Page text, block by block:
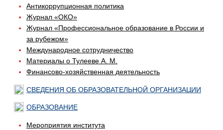
Антикоррупционная политика
Журнал «ОКО»
Журнал «Профессиональное образование в России и
за рубежом»
Международное сотрудничество
Материалы о Тулееве А. М.
Финансово-хозяйственная деятельность
СВЕДЕНИЯ ОБ ОБРАЗОВАТЕЛЬНОЙ ОРГАНИЗАЦИИ
ОБРАЗОВАНИЕ
Мероприятия института